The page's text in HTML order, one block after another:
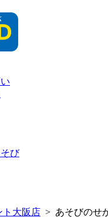
び
ト大阪店 > あそびのせ